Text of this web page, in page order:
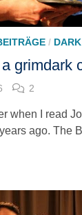
/
a grimdark
2
when I read
ago. The